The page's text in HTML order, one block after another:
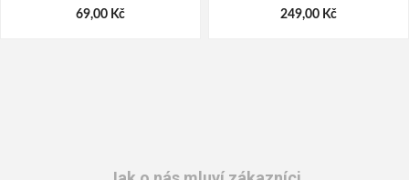
69,00 Kč 249,00 Kč